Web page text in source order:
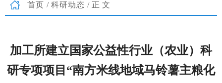
首页 / 科研动态 /正文
加工所建立国家公益性行业（农业）科
研专项项目“南方米线地域马铃薯主粮化